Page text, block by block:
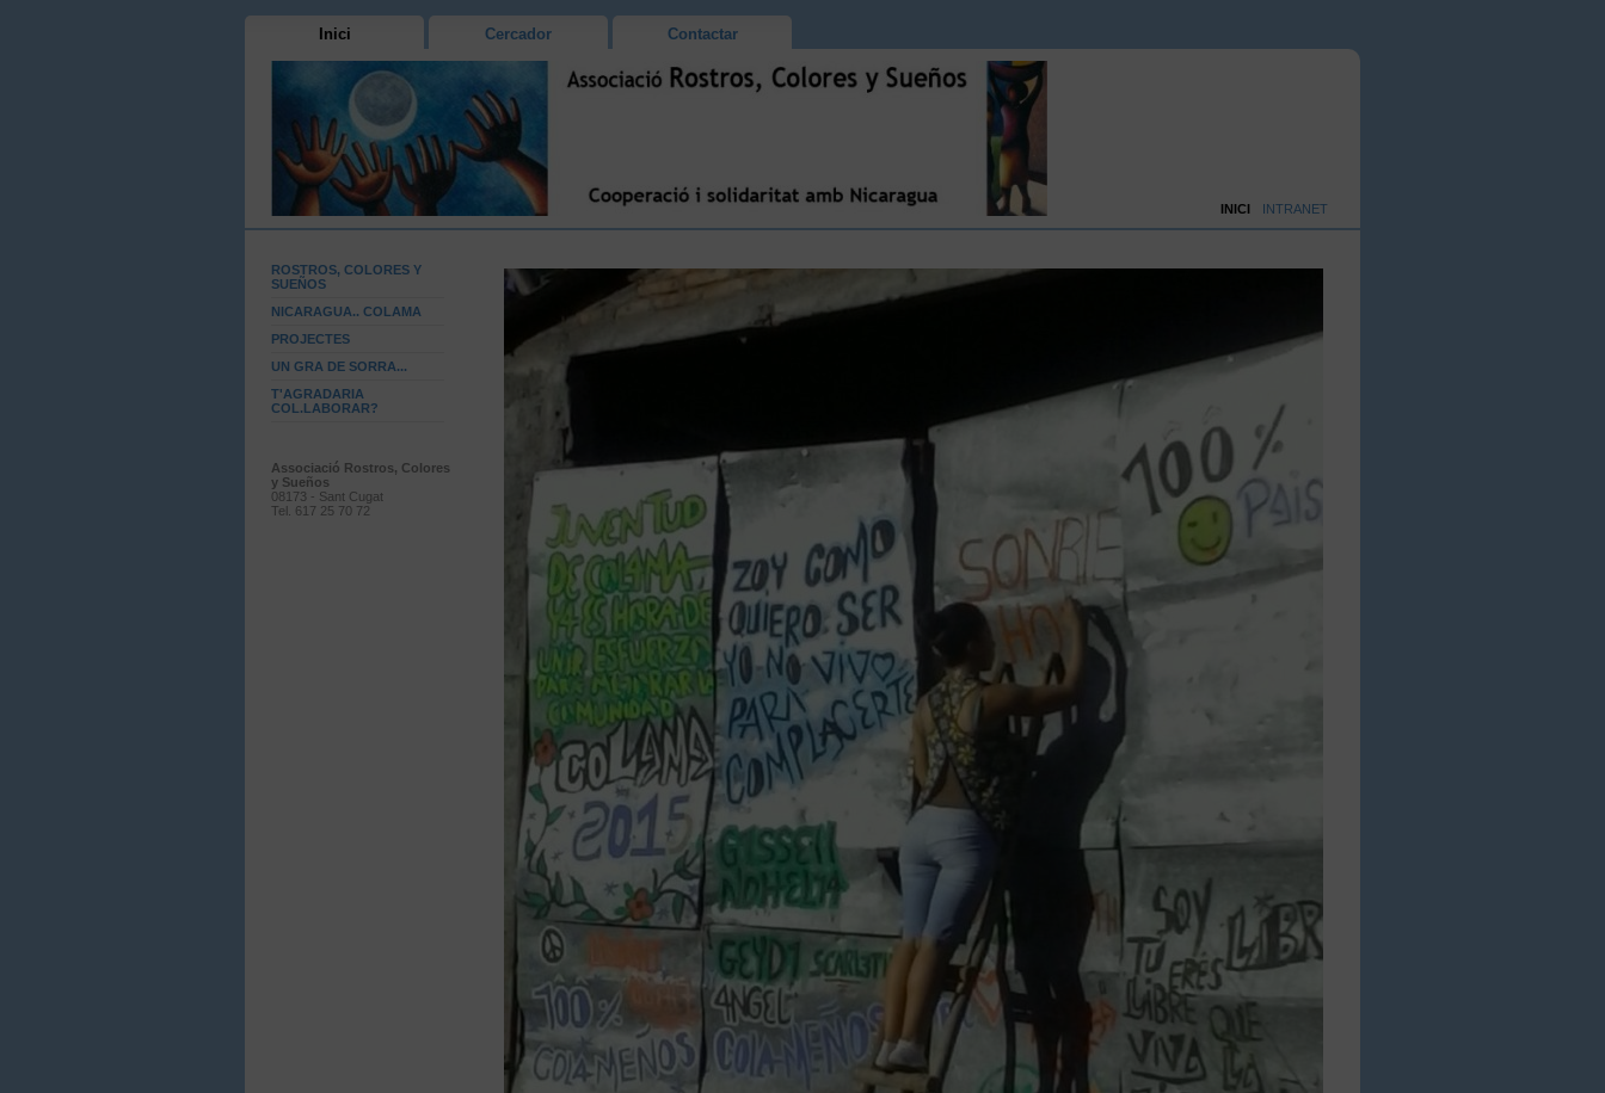
Inici Cercador Contactar
INICI INTRANET
ROSTROS, COLORES Y
SUEÑOS
NICARAGUA.. COLAMA
PROJECTES
UN GRA DE SORRA...
T'AGRADARIA
COL.LABORAR?
Associació Rostros, Colores
y Sueños
08173 - Sant Cugat
Tel. 617 25 70 72